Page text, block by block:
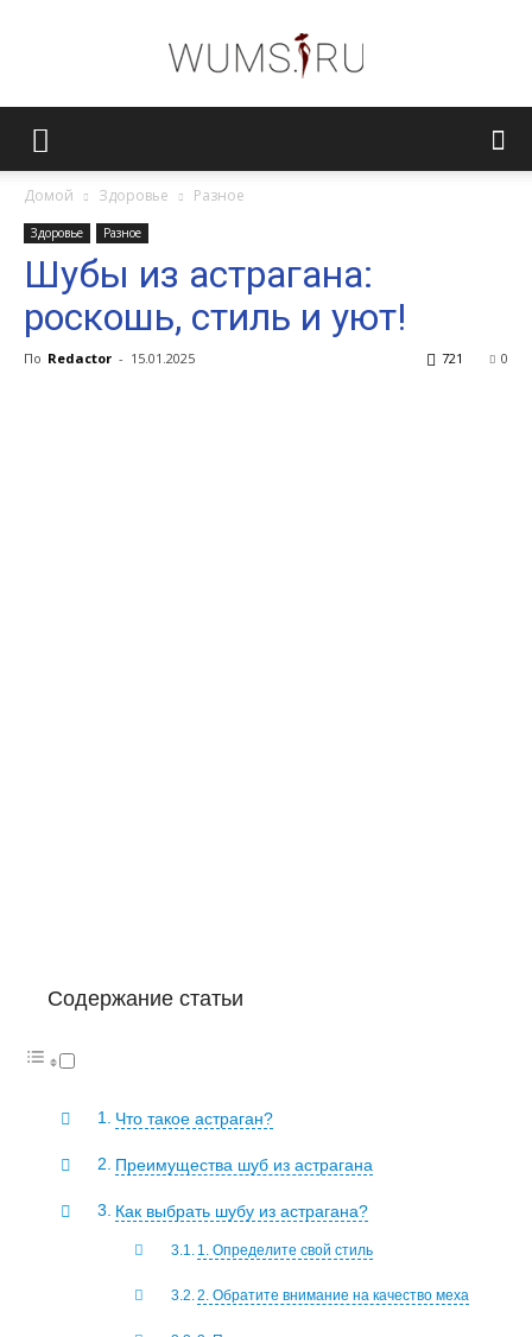
Домой Здоровье Разное
Здоровье Разное
Шубы из астрагана:
роскошь, стиль и уют!
По Redactor - 15.01.2025 0
721
Содержание статьи
Что такое астраган?
Преимущества шуб из астрагана
Как выбрать шубу из астрагана?
1. Определите свой стиль
2. Обратите внимание на качество меха